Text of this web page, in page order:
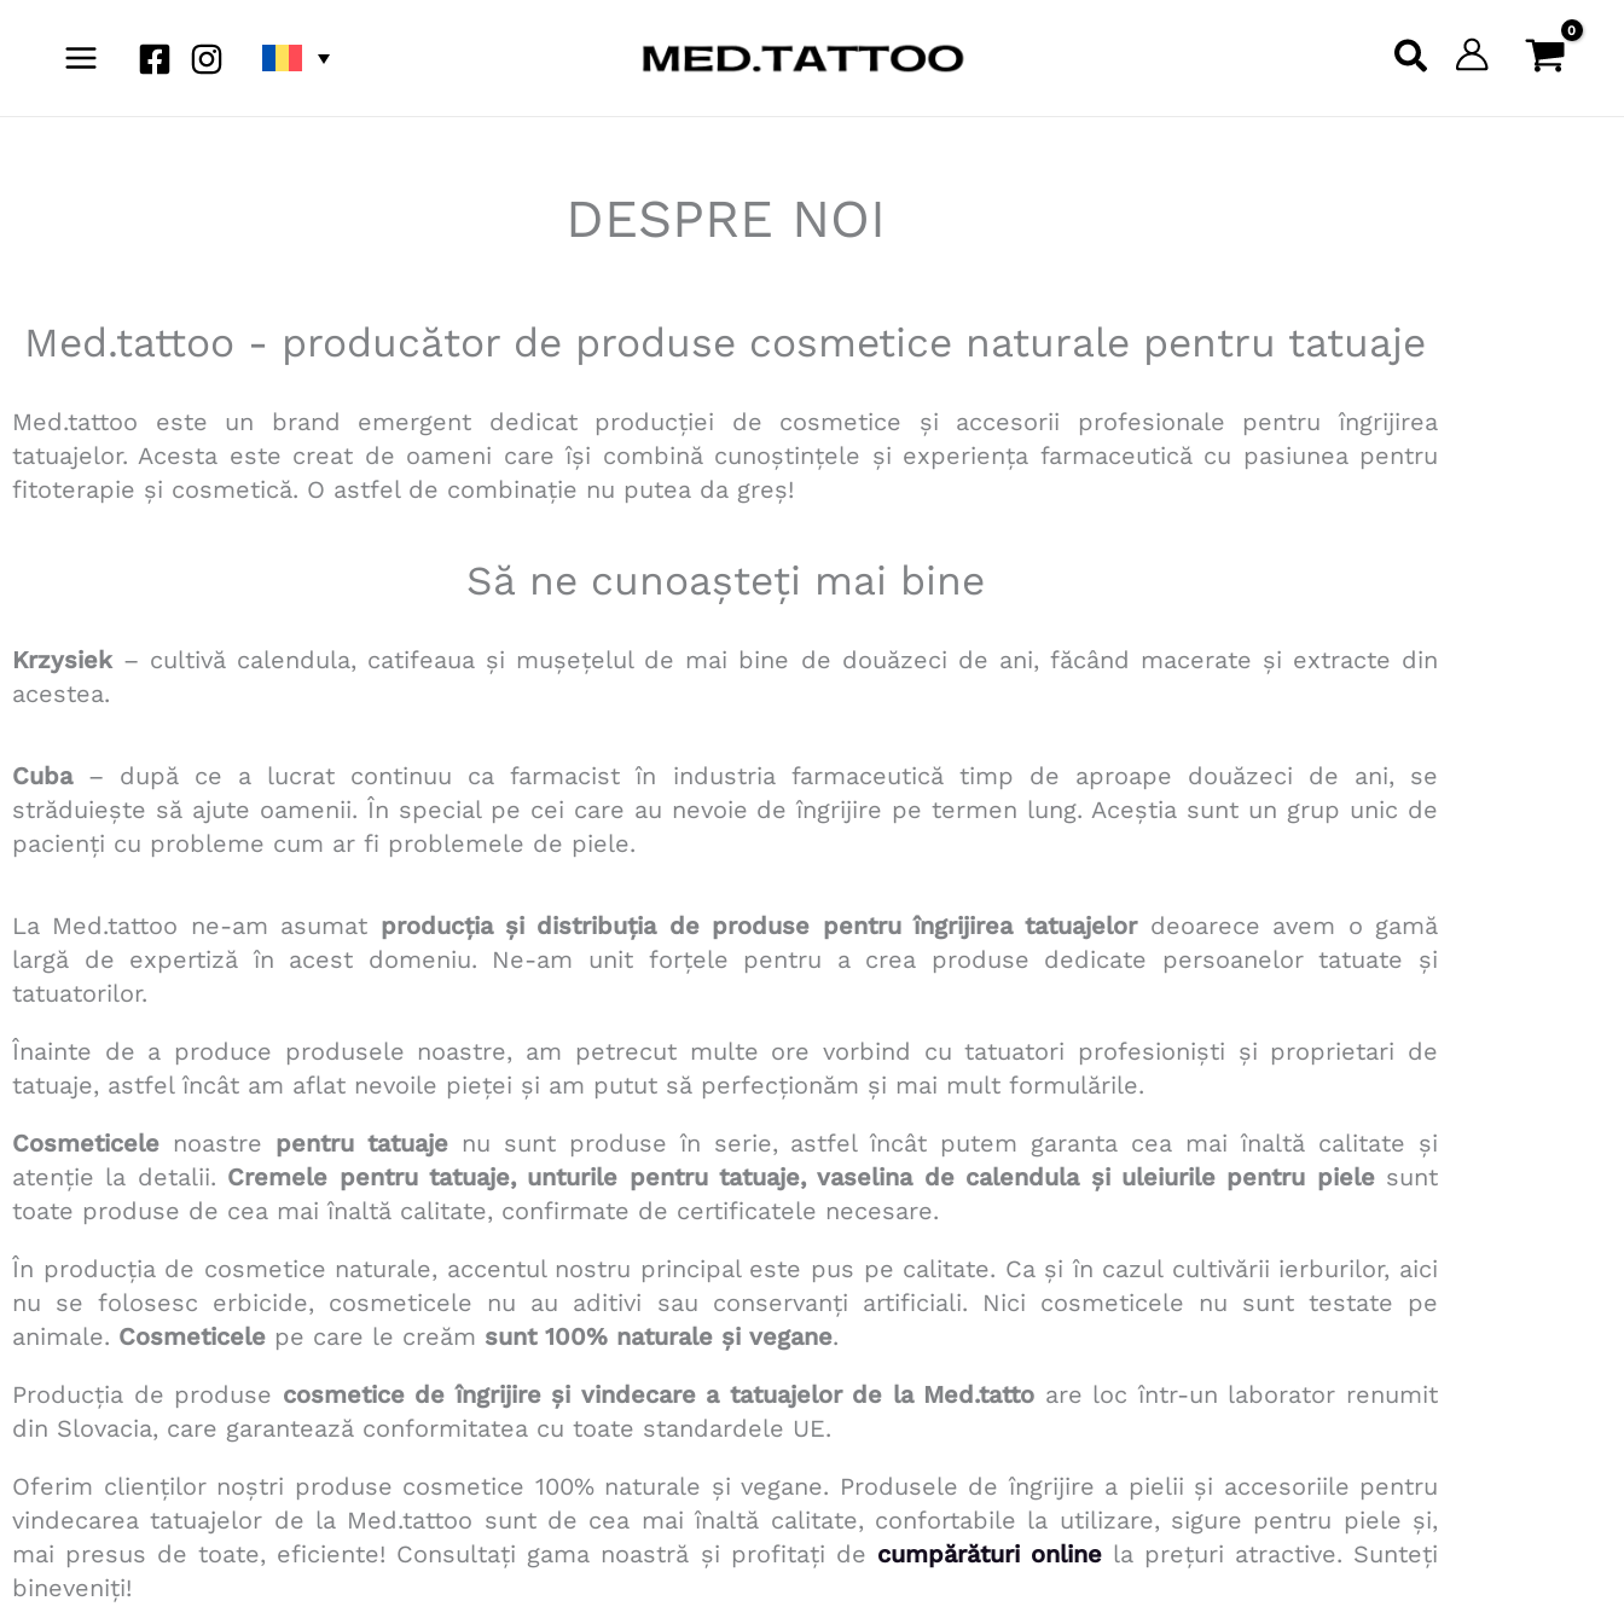
DESPRE NOI
Med.tattoo - producător de produse cosmetice naturale pentru tatuaje
Med.tattoo este un brand emergent dedicat producției de cosmetice și accesorii profesionale pentru îngrijirea
tatuajelor. Acesta este creat de oameni care își combină cunoștințele și experiența farmaceutică cu pasiunea pentru
fitoterapie și cosmetică. O astfel de combinație nu putea da greș!
Să ne cunoașteți mai bine
Krzysiek– cultivă calendula, catifeaua și mușețelul de mai bine de douăzeci de ani, făcând macerate și extracte din
acestea.
Cuba– după ce a lucrat continuu ca farmacist în industria farmaceutică timp de aproape douăzeci de ani, se
străduiește să ajute oamenii. În special pe cei care au nevoie de îngrijire pe termen lung. Aceștia sunt un grup unic de
pacienți cu probleme cum ar fi problemele de piele.
La Med.tattoo ne-am asumat producția și distribuția de produse pentru îngrijirea tatuajelordeoarece avem o gamă
largă de expertiză în acest domeniu. Ne-am unit forțele pentru a crea produse dedicate persoanelor tatuate și
tatuatorilor.
Înainte de a produce produsele noastre, am petrecut multe ore vorbind cu tatuatori profesioniști și proprietari de
tatuaje, astfel încât am aflat nevoile pieței și am putut să perfecționăm și mai mult formulările.
Cosmeticele noastre pentru tatuajenu sunt produse în serie, astfel încât putem garanta cea mai înaltă calitate și
atenție la detalii. Cremele pentru tatuaje, unturile pentru tatuaje, vaselina de calendula și uleiurile pentru pielesunt
toate produse de cea mai înaltă calitate, confirmate de certificatele necesare.
În producția de cosmetice naturale, accentul nostru principal este pus pe calitate. Ca și în cazul cultivării ierburilor, aici
nu se folosesc erbicide, cosmeticele nu au aditivi sau conservanți artificiali. Nici cosmeticele nu sunt testate pe
animale. Cosmeticele pe care le creăm sunt 100% naturale și vegane.
Producția de produse cosmetice de îngrijire și vindecare a tatuajelor de la Med.tatto are loc într-un laborator renumit
din Slovacia, care garantează conformitatea cu toate standardele UE.
Oferim clienților noștri produse cosmetice 100% naturale și vegane. Produsele de îngrijire a pielii și accesoriile pentru
vindecarea tatuajelor de la Med.tattoo sunt de cea mai înaltă calitate, confortabile la utilizare, sigure pentru piele și,
mai presus de toate, eficiente! Consultați gama noastră și profitați de cumpărături onlinela prețuri atractive. Sunteți
bineveniți!